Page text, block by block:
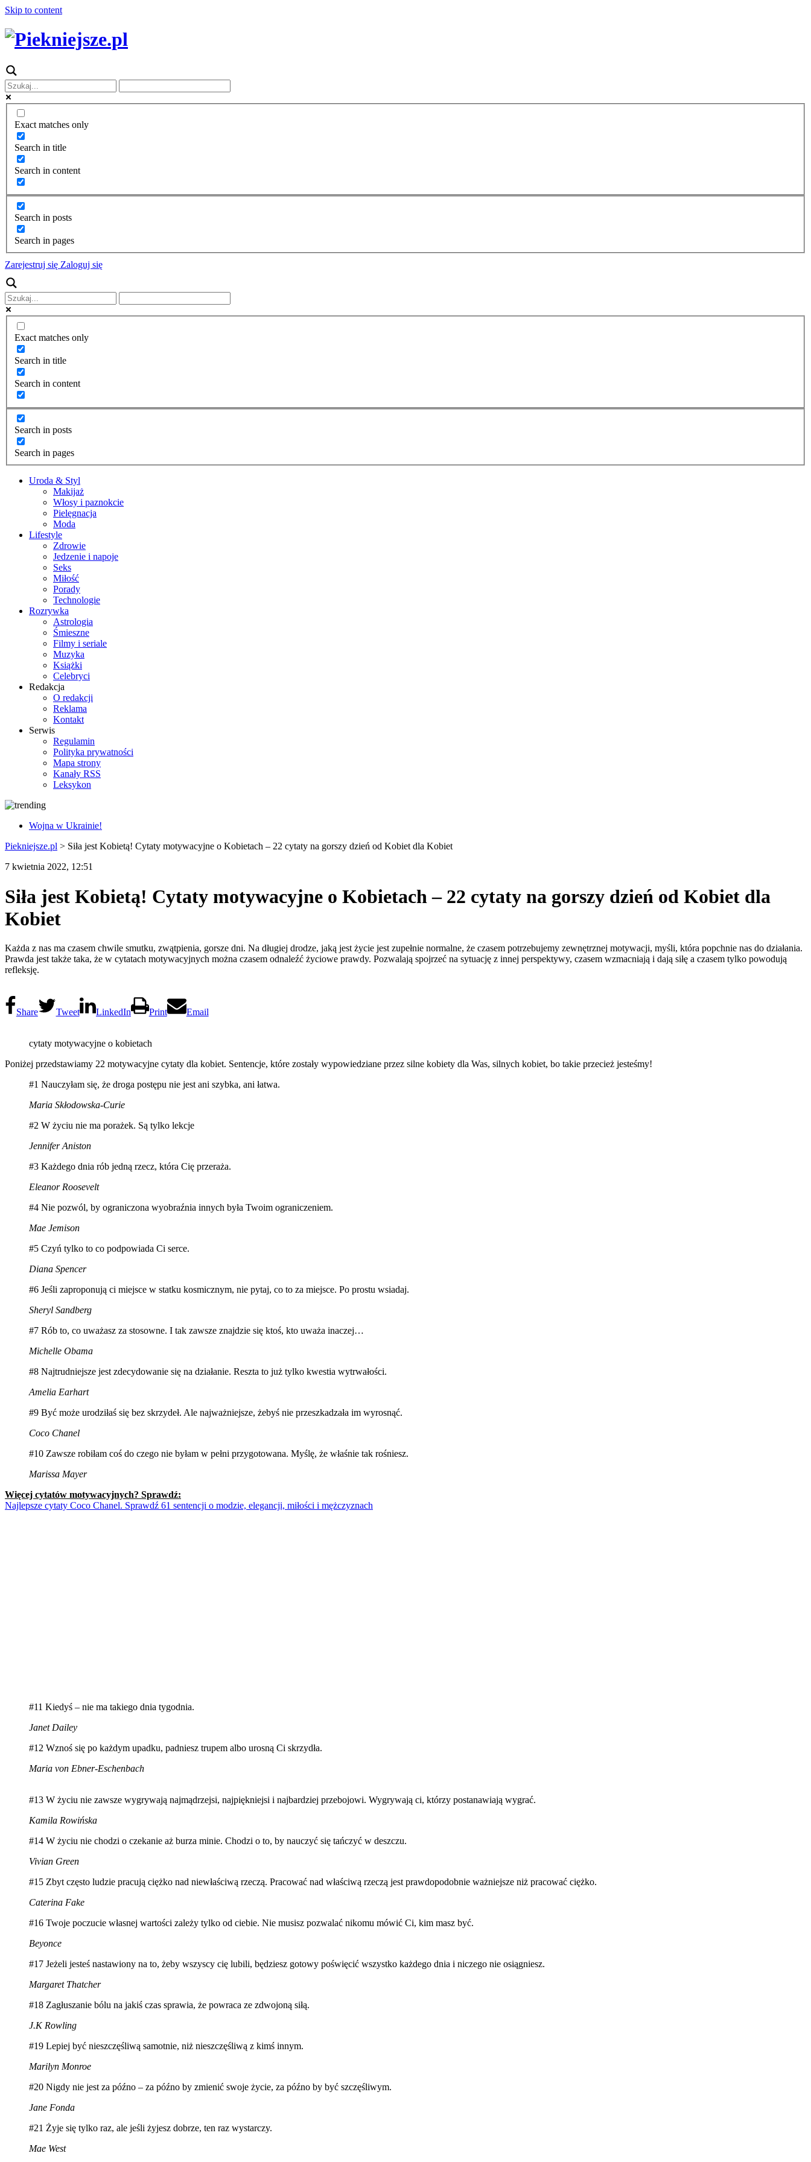
Skip to content
Exact matches only
Search in title
Search in content
Search in posts
Search in pages
Zarejestruj się Zaloguj się
Exact matches only
Search in title
Search in content
Search in posts
Search in pages
Uroda & Styl
Makijaż
Włosy i paznokcie
Pielęgnacja
Moda
Lifestyle
Zdrowie
Jedzenie i napoje
Seks
Miłość
Porady
Technologie
Rozrywka
Astrologia
Śmieszne
Filmy i seriale
Muzyka
Książki
Celebryci
Redakcja
O redakcji
Reklama
Kontakt
Serwis
Regulamin
Polityka prywatności
Mapa strony
Kanały RSS
Leksykon
Wojna w Ukrainie!
Piekniejsze.pl > Siła jest Kobietą! Cytaty motywacyjne o Kobietach – 22 cytaty na gorszy dzień od Kobiet dla Kobiet
7 kwietnia 2022, 12:51
Siła jest Kobietą! Cytaty motywacyjne o Kobietach – 22 cytaty na gorszy dzień od Kobiet dla
Kobiet
Każda z nas ma czasem chwile smutku, zwątpienia, gorsze dni. Na długiej drodze, jaką jest życie jest zupełnie normalne, że czasem potrzebujemy zewnętrznej motywacji, myśli, która popchnie nas do działania.
Prawda jest także taka, że w cytatach motywacyjnych można czasem odnaleźć życiowe prawdy. Pozwalają spojrzeć na sytuację z innej perspektywy, czasem wzmacniają i dają siłę a czasem tylko powodują
refleksję.
Share Tweet LinkedIn Print Email
cytaty motywacyjne o kobietach
Poniżej przedstawiamy 22 motywacyjne cytaty dla kobiet. Sentencje, które zostały wypowiedziane przez silne kobiety dla Was, silnych kobiet, bo takie przecież jesteśmy!
#1 Nauczyłam się, że droga postępu nie jest ani szybka, ani łatwa.
Maria Skłodowska-Curie
#2 W życiu nie ma porażek. Są tylko lekcje
Jennifer Aniston
#3 Każdego dnia rób jedną rzecz, która Cię przeraża.
Eleanor Roosevelt
#4 Nie pozwól, by ograniczona wyobraźnia innych była Twoim ograniczeniem.
Mae Jemison
#5 Czyń tylko to co podpowiada Ci serce.
Diana Spencer
#6 Jeśli zaproponują ci miejsce w statku kosmicznym, nie pytaj, co to za miejsce. Po prostu wsiadaj.
Sheryl Sandberg
#7 Rób to, co uważasz za stosowne. I tak zawsze znajdzie się ktoś, kto uważa inaczej…
Michelle Obama
#8 Najtrudniejsze jest zdecydowanie się na działanie. Reszta to już tylko kwestia wytrwałości.
Amelia Earhart
#9 Być może urodziłaś się bez skrzydeł. Ale najważniejsze, żebyś nie przeszkadzała im wyrosnąć.
Coco Chanel
#10 Zawsze robiłam coś do czego nie byłam w pełni przygotowana. Myślę, że właśnie tak rośniesz.
Marissa Mayer
Więcej cytatów motywacyjnych? Sprawdź:
Najlepsze cytaty Coco Chanel. Sprawdź 61 sentencji o modzie, elegancji, miłości i mężczyznach
#11 Kiedyś – nie ma takiego dnia tygodnia.
Janet Dailey
#12 Wznoś się po każdym upadku, padniesz trupem albo urosną Ci skrzydła.
Maria von Ebner-Eschenbach
#13 W życiu nie zawsze wygrywają najmądrzejsi, najpiękniejsi i najbardziej przebojowi. Wygrywają ci, którzy postanawiają wygrać.
Kamila Rowińska
#14 W życiu nie chodzi o czekanie aż burza minie. Chodzi o to, by nauczyć się tańczyć w deszczu.
Vivian Green
#15 Zbyt często ludzie pracują ciężko nad niewłaściwą rzeczą. Pracować nad właściwą rzeczą jest prawdopodobnie ważniejsze niż pracować ciężko.
Caterina Fake
#16 Twoje poczucie własnej wartości zależy tylko od ciebie. Nie musisz pozwalać nikomu mówić Ci, kim masz być.
Beyonce
#17 Jeżeli jesteś nastawiony na to, żeby wszyscy cię lubili, będziesz gotowy poświęcić wszystko każdego dnia i niczego nie osiągniesz.
Margaret Thatcher
#18 Zagłuszanie bólu na jakiś czas sprawia, że powraca ze zdwojoną siłą.
J.K Rowling
#19 Lepiej być nieszczęśliwą samotnie, niż nieszczęśliwą z kimś innym.
Marilyn Monroe
#20 Nigdy nie jest za późno – za późno by zmienić swoje życie, za późno by być szczęśliwym.
Jane Fonda
#21 Żyje się tylko raz, ale jeśli żyjesz dobrze, ten raz wystarczy.
Mae West